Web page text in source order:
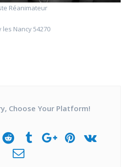
Réanimateur
Nancy 54270
Choose Your Platform!